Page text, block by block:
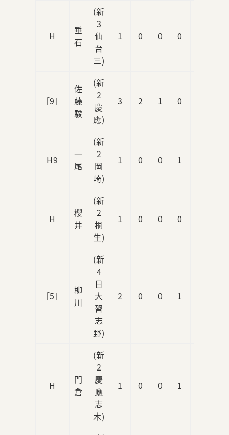
H
垂
石
(新
3
仙
台
三)
1 0 0 0
［9］
佐
藤
駿
(新
2
慶
應)
3 2 1 0
H9
一
尾
(新
2
岡
崎)
1 0 0 1
H
櫻
井
(新
2
桐
生)
1 0 0 0
［5］
柳
川
(新
4
日
大
習
志
野)
2 0 0 1
H
門
倉
(新
2
慶
應
志
木)
1 0 0 1